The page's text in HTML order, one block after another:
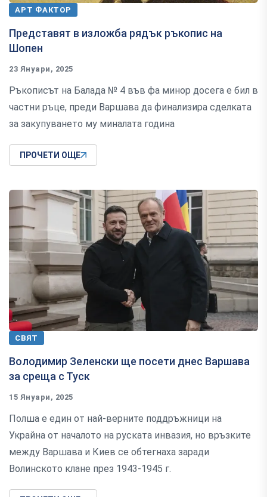
АРТ ФАКТОР
Представят в изложба рядък ръкопис на
Шопен
23 Януари, 2025
Ръкописът на Балада № 4 във фа минор досега е бил в
частни ръце, преди Варшава да финализира сделката
за закупуването му миналата година
ПРОЧЕТИ ОЩЕ
СВЯТ
Володимир Зеленски ще посети днес Варшава
за среща с Туск
15 Януари, 2025
Полша е един от най-верните поддръжници на
Украйна от началото на руската инвазия, но връзките
между Варшава и Киев се обтегнаха заради
Волинското клане през 1943-1945 г.